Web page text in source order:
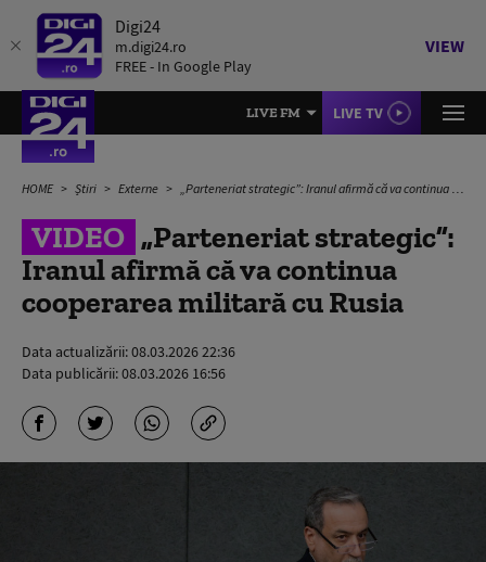
Digi24
m.digi24.ro
FREE - In Google Play
VIEW
LIVE FM LIVE TV
HOME Știri Externe „Parteneriat strategic”: Iranul afirmă că va continua cooperarea militară cu Rusia
VIDEO „Parteneriat strategic”:
Iranul afirmă că va continua
cooperarea militară cu Rusia
Data actualizării:08.03.2026 22:36
Data publicării:08.03.2026 16:56